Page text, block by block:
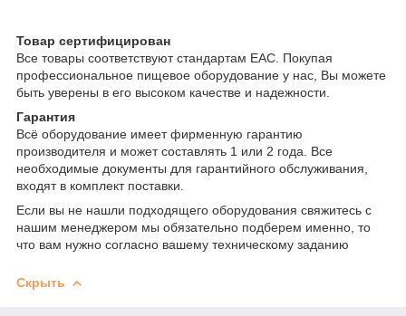
Товар сертифицирован
Все товары соответствуют стандартам EAC. Покупая
профессиональное пищевое оборудование у нас, Вы можете
быть уверены в его высоком качестве и надежности.
Гарантия
Всё оборудование имеет фирменную гарантию
производителя и может составлять 1 или 2 года. Все
необходимые документы для гарантийного обслуживания,
входят в комплект поставки.
Если вы не нашли подходящего оборудования свяжитесь с
нашим менеджером мы обязательно подберем именно, то
что вам нужно согласно вашему техническому заданию
Скрыть